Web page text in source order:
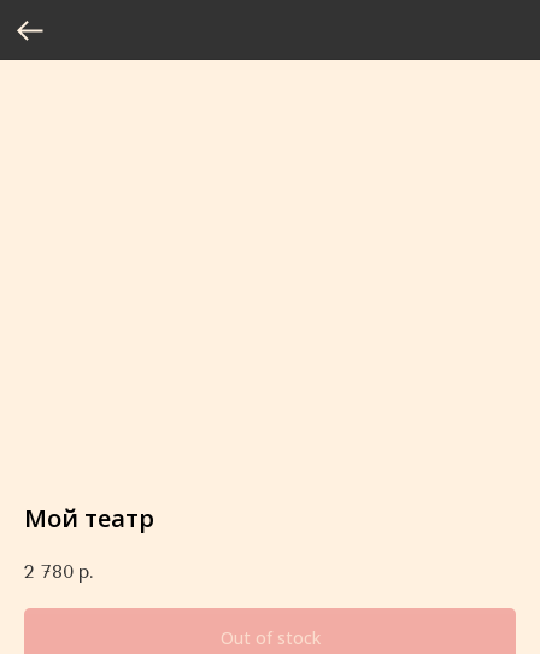
Мой театр
2 780 р.
Out of stock